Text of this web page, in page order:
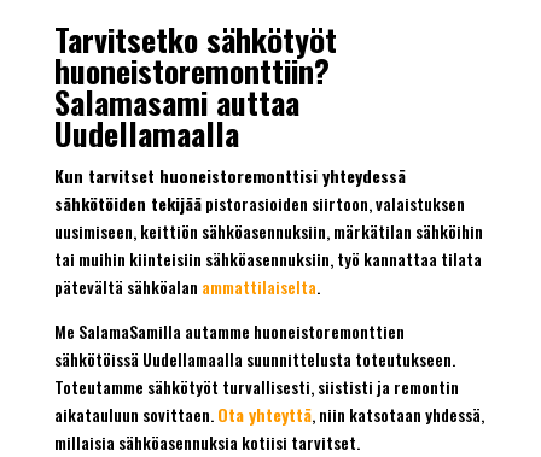
Tarvitsetko sähkötyöt
huoneistoremonttiin?
Salamasami auttaa
Uudellamaalla
Kun tarvitset huoneistoremonttisi yhteydessä
sähkötöiden tekijääpistorasioiden siirtoon, valaistuksen
uusimiseen, keittiön sähköasennuksiin, märkätilan sähköihin
tai muihin kiinteisiin sähköasennuksiin, työ kannattaa tilata
pätevältä sähköalan ammattilaiselta.
Me SalamaSamilla autamme huoneistoremonttien
sähkötöissä Uudellamaalla suunnittelusta toteutukseen.
Toteutamme sähkötyöt turvallisesti, siististi ja remontin
aikatauluun sovittaen.Ota yhteyttä, niin katsotaan yhdessä,
millaisia sähköasennuksia kotiisi tarvitset.